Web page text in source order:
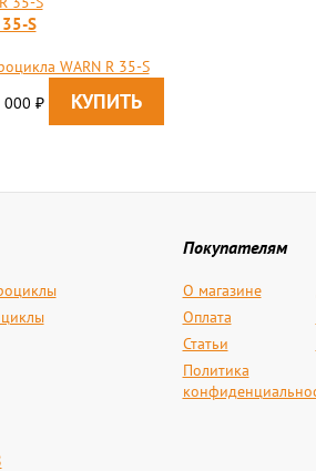
S
WARN R 35-S
000 ₽
Покупателям
О магазине
Оплата
Статьи
Политика